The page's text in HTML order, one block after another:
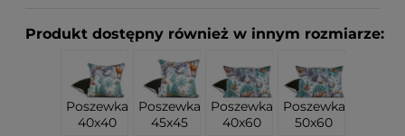
Produkt dostępny również w innym rozmiarze:
Poszewka
40x40
Poszewka
45x45
Poszewka
40x60
Poszewka
50x60